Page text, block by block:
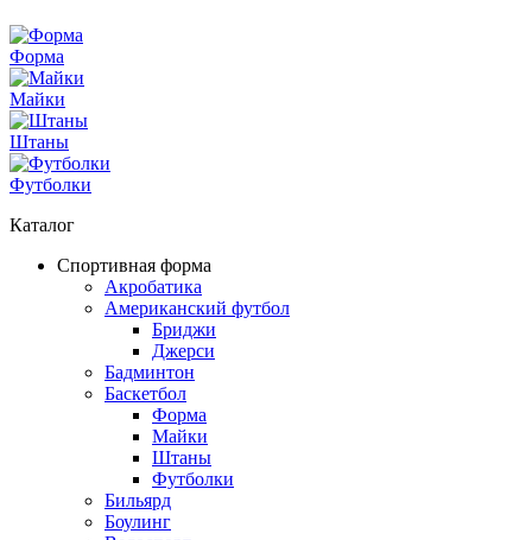
Форма
Майки
Штаны
Футболки
Каталог
Спортивная форма
Акробатика
Американский футбол
Бриджи
Джерси
Бадминтон
Баскетбол
Форма
Майки
Штаны
Футболки
Бильярд
Боулинг